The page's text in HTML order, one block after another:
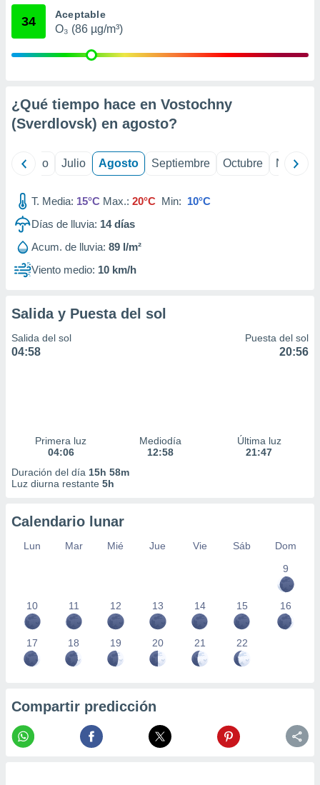
e
publicidad
1199
34 Aceptable
O₃ (86 µg/m³)
¿Qué tiempo hace en Vostochny
(Sverdlovsk) en agosto?
Junio Julio Agosto Septiembre Octubre
T. Media: 15°C Max.: 20°C Min: 10°C
Días de lluvia: 14días
Acum. de lluvia: 89 l/m²
Viento medio: 10 km/h
Salida y Puesta del sol
Salida del sol
04:58
Puesta del sol
20:56
Primera luz
04:06
Mediodía
12:58
Última luz
21:47
Duración del día 15h 58m
Luz diurna restante 5h
Calendario lunar
Lun Mar Mié Jue Vie Sáb
Dom
9
10 11 12 13 14 15 16
17 18 19 20 21 22
Compartir predicción